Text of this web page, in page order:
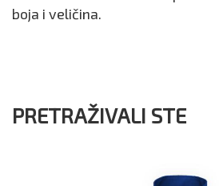
boja i veličina.
PRETRAŽIVALI STE